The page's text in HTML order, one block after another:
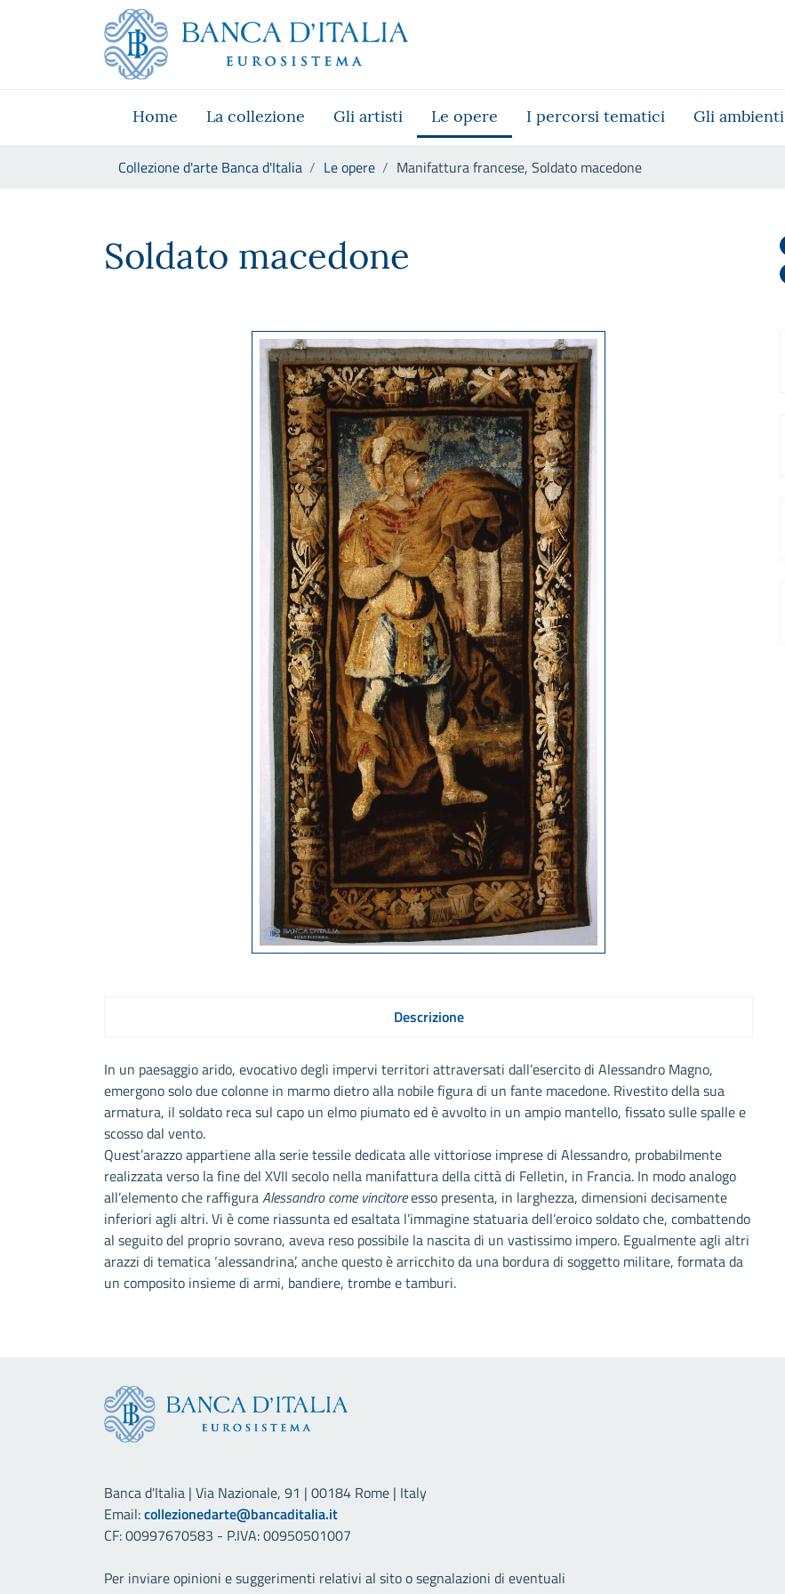
Skip to Main Content
Vai al sito istituzionale
Vai al menu di navigazione
Vai alla ricerca
Vai ai contenuti
Home La collezione Gli artisti Le opere I percorsi tematici Gli ambienti
Collezione d'arte Banca d'Italia Le opere Manifattura francese, Soldato macedone
Soldato macedone
Descrizione
In un paesaggio arido, evocativo degli impervi territori attraversati dall’esercito di Alessandro Magno,
emergono solo due colonne in marmo dietro alla nobile figura di un fante macedone. Rivestito della sua
armatura, il soldato reca sul capo un elmo piumato ed è avvolto in un ampio mantello, fissato sulle spalle e
scosso dal vento.
Quest’arazzo appartiene alla serie tessile dedicata alle vittoriose imprese di Alessandro, probabilmente
realizzata verso la fine del XVII secolo nella manifattura della città di Felletin, in Francia. In modo analogo
all’elemento che raffiguraAlessandro come vincitoreesso presenta, in larghezza, dimensioni decisamente
inferiori agli altri. Vi è come riassunta ed esaltata l’immagine statuaria dell’eroico soldato che, combattendo
al seguito del proprio sovrano, aveva reso possibile la nascita di un vastissimo impero. Egualmente agli altri
arazzi di tematica ‘alessandrina’, anche questo è arricchito da una bordura di soggetto militare, formata da
un composito insieme di armi, bandiere, trombe e tamburi.
Banca d'Italia | Via Nazionale, 91 | 00184 Rome | Italy
Email:collezionedarte@bancaditalia.it
CF: 00997670583 - P.IVA: 00950501007
Per inviare opinioni e suggerimenti relativi al sito o segnalazioni di eventuali